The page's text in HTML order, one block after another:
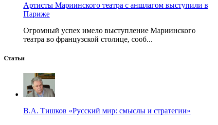
Артисты Мариинского театра с аншлагом выступили в
Париже
Огромный успех имело выступление Мариинского
театра во французской столице, сооб...
Статьи
В.А. Тишков «Русский мир: смыслы и стратегии»